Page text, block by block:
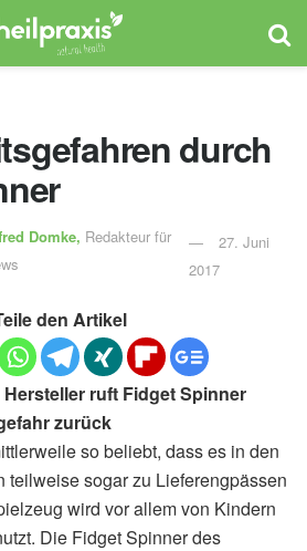
durch
Domke, Redakteur für
27. Juni
2017
den Artikel
ruft Fidget Spinner
zurück
so beliebt, dass es in den
teilweise sogar zu Lieferengpässen
wird vor allem von Kindern
Die Fidget Spinner des